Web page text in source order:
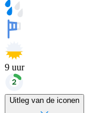
9 uur
Uitleg van de iconen